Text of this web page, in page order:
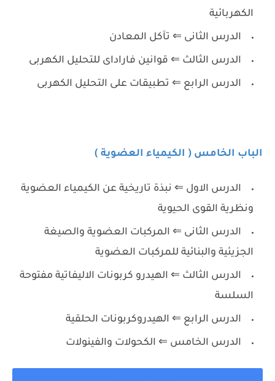
الكهربائية
الدرس الثانى ⇐ تآكل المعادن
الدرس الثالث ⇐ قوانين فاراداى للتحليل الكهربى
الدرس الرابع ⇐ تطبيقات على التحليل الكهربى
الباب الخامس ( الكيمياء العضوية )
الدرس الاول ⇐ نبذة تاريخية عن الكيمياء العضوية
ونظرية القوى الحيوية
الدرس الثانى ⇐ المركبات العضوية والصيغة
الجزيئية والبنائية للمركبات العضوية
الدرس الثالث ⇐ الهيدرو كربونات الاليفاتية مفتوحة
السلسة
الدرس الرابع ⇐ الهيدروكربونات الحلقية
الدرس الخامس ⇐ الكحولات والفينولات